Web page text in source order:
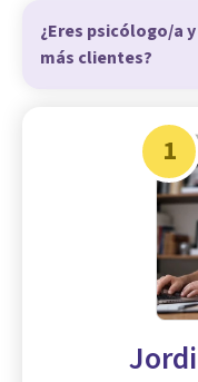
¿Eres psicólogo/a
más clientes?
1